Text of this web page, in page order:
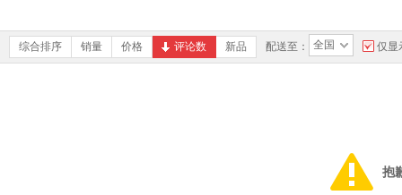
综合排序 销量 价格 评论数 新品 配送至： 全国 仅显
抱